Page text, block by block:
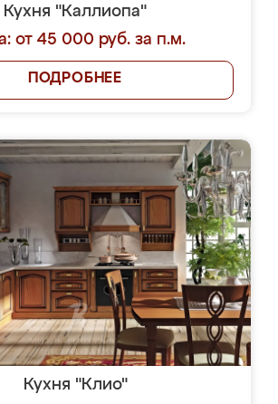
Кухня "Каллиопа"
от 45 000 руб. за п.м.
ПОДРОБНЕЕ
Кухня "Клио"